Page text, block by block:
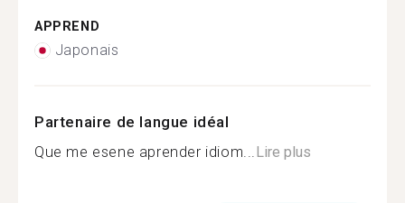
APPREND
Japonais
Partenaire de langue idéal
Que me esene aprender idiom...Lire plus